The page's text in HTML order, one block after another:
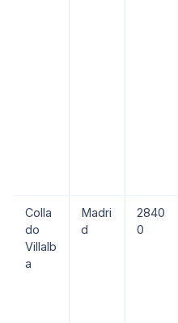
Colla
do
Villalb
a
Madri
d
2840
0